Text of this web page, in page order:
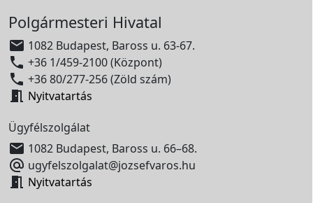
Polgármesteri Hivatal
 1082 Budapest, Baross u. 63-67.
 +36 1/459-2100 (Központ)
 +36 80/277-256 (Zöld szám)
 Nyitvatartás
Ügyfélszolgálat
 1082 Budapest, Baross u. 66–68.
 ugyfelszolgalat@jozsefvaros.hu
 Nyitvatartás